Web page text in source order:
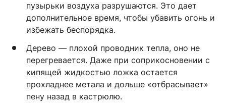
пузырьки воздуха разрушаются. Это дает
дополнительное время, чтобы убавить огонь и
избежать беспорядка.
Дерево — плохой проводник тепла, оно не
перегревается. Даже при соприкосновении с
кипящей жидкостью ложка остается
прохладнее метала и дольше «отбрасывает»
пену назад в кастрюлю.